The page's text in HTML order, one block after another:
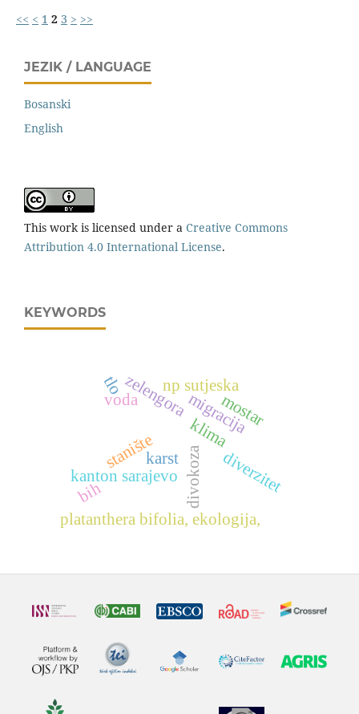
<< < 1 2 3 > >>
JEZIK / LANGUAGE
Bosanski
English
This work is licensed under a Creative Commons
Attribution 4.0 International License.
KEYWORDS
stanište divokoza
zelengoranp sutjeska
migracija
platanthera bifolia, ekologija,
karst
tlo
voda
klima
mostar
diverzitet
kanton sarajevo
bih